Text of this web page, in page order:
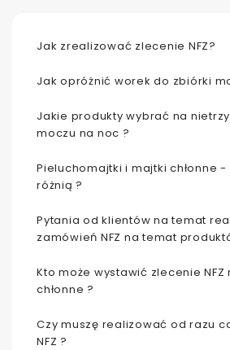
Jak zrealizować zlecenie NFZ?
Jak opróżnić worek do zbiórki
Jakie produkty wybrać na
moczu na noc ?
Pieluchomajtki i majtki chłonne -
różnią ?
Pytania od klientów na temat
zamówień NFZ na temat
Kto może wystawić zlecenie NFZ
chłonne ?
Czy muszę realizować od razu
NFZ ?